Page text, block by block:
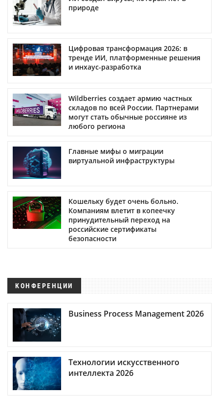
природе
Цифровая трансформация 2026: в
тренде ИИ, платформенные решения
и инхаус-разработка
Wildberries создает армию частных
складов по всей России. Партнерами
могут стать обычные россияне из
любого региона
Главные мифы о миграции
виртуальной инфраструктуры
Кошельку будет очень больно.
Компаниям влетит в копеечку
принудительный переход на
российские сертификаты
безопасности
КОНФЕРЕНЦИИ
Business Process Management 2026
Технологии искусственного
интеллекта 2026